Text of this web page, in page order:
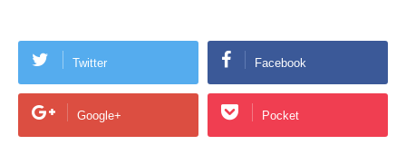
Twitter Facebook
Google+ Pocket